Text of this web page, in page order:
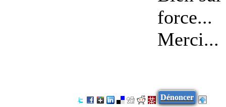
force...
Merci...
Dénoncer